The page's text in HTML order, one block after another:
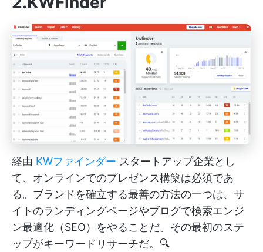
経由 KWファインダー スタートアップ企業とし
て、オンラインでのプレゼンス構築は必須であ
る。ブランドを確立する最善の方法の一つは、サ
イトのランディングページやブログで検索エンジ
ン最適化（SEO）をやることだ。その最初のステ
ップがキーワードリサーチだ。🔍